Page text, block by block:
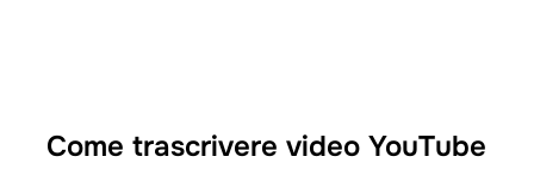
Come trascrivere video YouTube